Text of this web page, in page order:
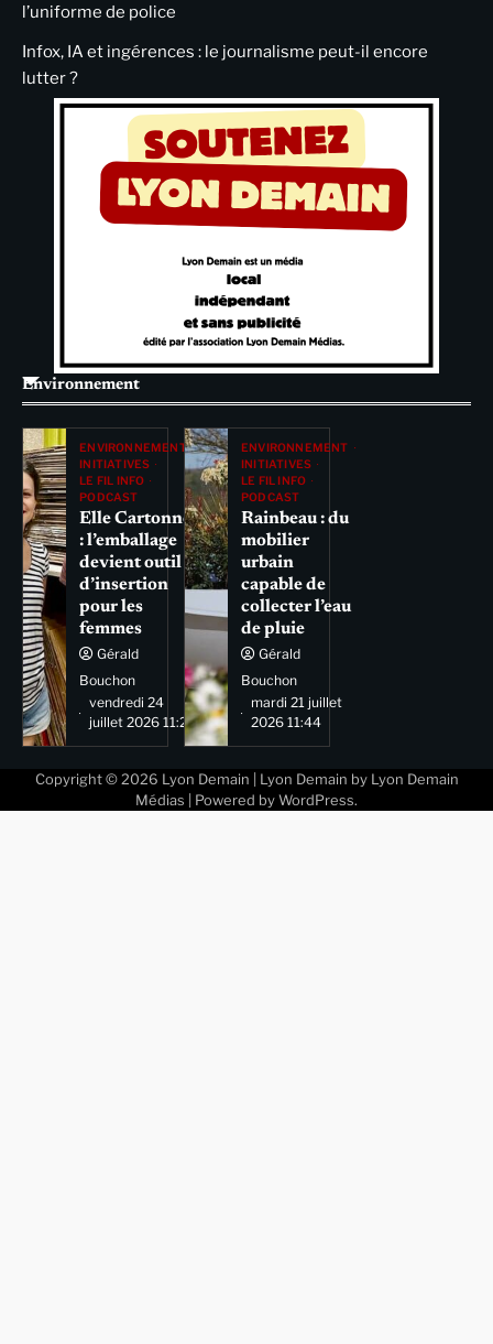
l’uniforme de police
Infox, IA et ingérences : le journalisme peut-il encore
lutter ?
Environnement
ENVIRONNEMENT
INITIATIVES
LE FIL INFO
PODCAST
Elle Cartonne
: l’emballage
devient outil
d’insertion
pour les
femmes
Gérald
Bouchon
vendredi 24
juillet 2026 11:29
ENVIRONNEMENT
INITIATIVES
LE FIL INFO
PODCAST
Rainbeau : du
mobilier
urbain
capable de
collecter l’eau
de pluie
Gérald
Bouchon
mardi 21 juillet
2026 11:44
Copyright © 2026 Lyon Demain | Lyon Demain by Lyon Demain
Médias | Powered by WordPress.